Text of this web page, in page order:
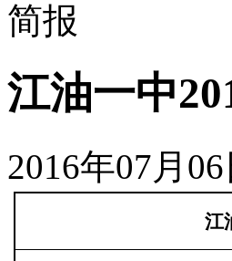
简报
江油一中
2016年07月
江